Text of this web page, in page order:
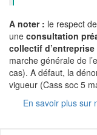
A noter : le respect
une consultation
collectif d’entreprise
marche générale de
cas). A défaut, la
vigueur (Cass soc 5
En savoir plus sur